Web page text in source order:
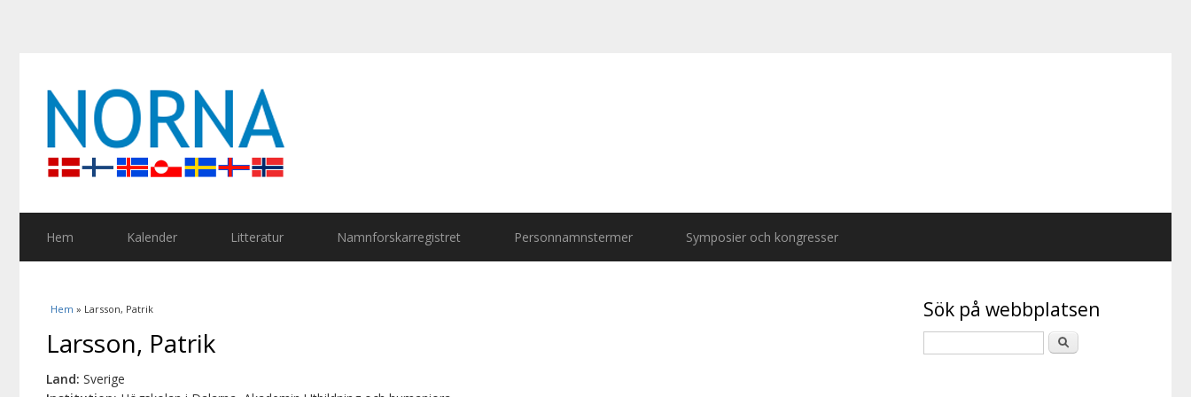
Hem Kalender Litteratur Namnforskarregistret Personnamnstermer Symposier och kongresser
Du är här
Hem » Larsson, Patrik
Larsson, Patrik
Land: Sverige
Sök på webbplatsen